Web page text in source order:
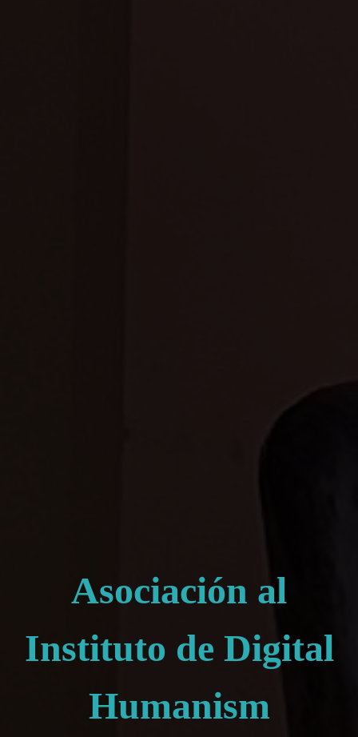
Asociación al
Instituto de Digital
Humanism